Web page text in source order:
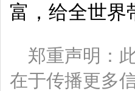
富，给全世界
郑重声明：
在于传播更多